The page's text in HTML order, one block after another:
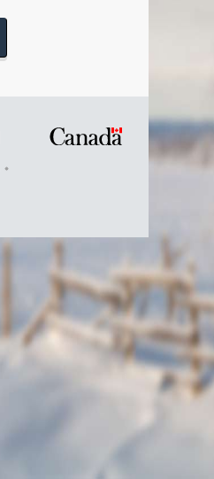
Symbole
Canada